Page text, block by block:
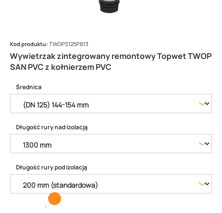
Wywietrzak zintegrowany remontowy Topwet TWOP
SAN PVC z kołnierzem PVC
Kod produktu: TWOPS125PB13
Średnica
Długość rury nad izolacją
Długość rury pod izolacją